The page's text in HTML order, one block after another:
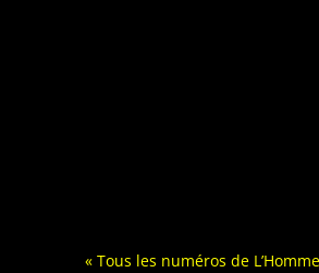
« Tous les numéros de